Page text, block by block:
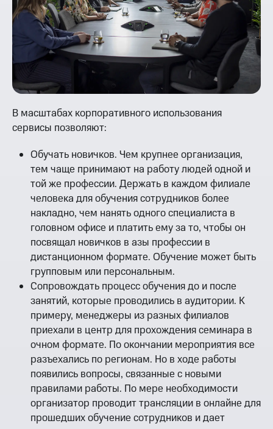
В масштабах корпоративного использования
сервисы позволяют:
Обучать новичков. Чем крупнее организация,
тем чаще принимают на работу людей одной и
той же профессии. Держать в каждом филиале
человека для обучения сотрудников более
накладно, чем нанять одного специалиста в
головном офисе и платить ему за то, чтобы он
посвящал новичков в азы профессии в
дистанционном формате. Обучение может быть
групповым или персональным.
Сопровождать процесс обучения до и после
занятий, которые проводились в аудитории. К
примеру, менеджеры из разных филиалов
приехали в центр для прохождения семинара в
очном формате. По окончании мероприятия все
разъехались по регионам. Но в ходе работы
появились вопросы, связанные с новыми
правилами работы. По мере необходимости
организатор проводит трансляции в онлайне для
прошедших обучение сотрудников и дает